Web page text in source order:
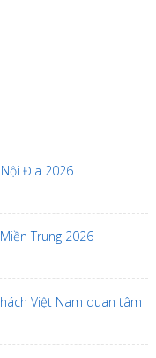
Địa 2026
Trung 2026
Việt Nam quan tâm